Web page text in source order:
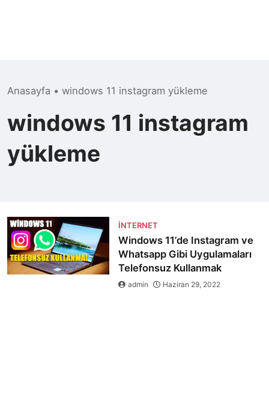
Anasayfa • windows 11 instagram yükleme
windows 11 instagram
yükleme
İNTERNET
Windows 11’de Instagram ve
Whatsapp Gibi Uygulamaları
Telefonsuz Kullanmak
admin Haziran 29, 2022